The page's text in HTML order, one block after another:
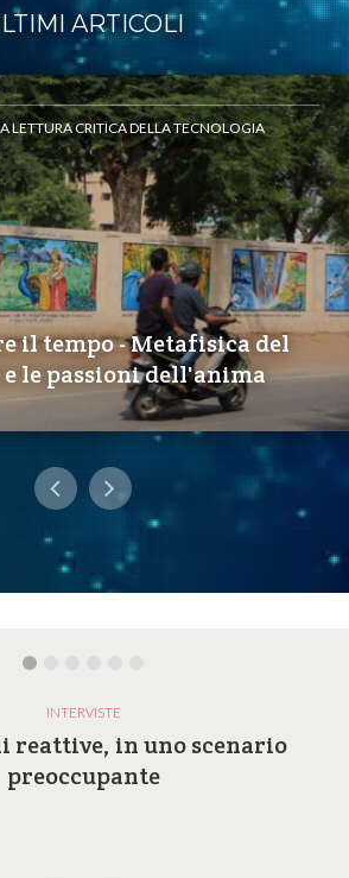
ARTICOLI
LETTURA CRITICA DELLA TECNOLOGIA
il tempo - Metafisica del
le passioni dell'anima
INTERVISTE
reattive, in uno scenario
preoccupante